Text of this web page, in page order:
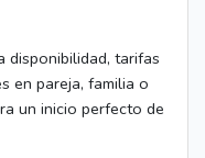
disponibilidad, tarifas
en pareja, familia o
un inicio perfecto de